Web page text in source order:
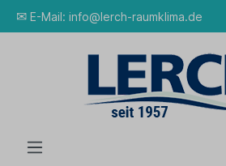
✉ E-Mail: info@lerch-raumklima.de